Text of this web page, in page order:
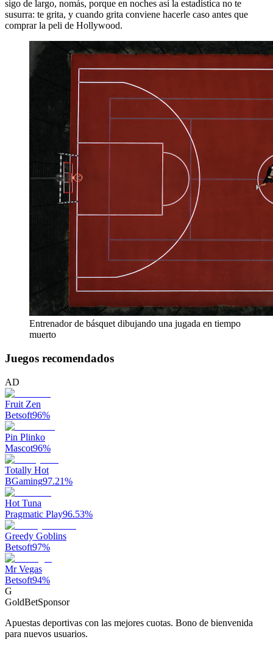
sigo de largo, nomás, porque en noches así la estadística no te
susurra: te grita, y cuando grita conviene hacerle caso antes que
comprar la peli de Hollywood.
Entrenador de básquet dibujando una jugada en tiempo
muerto
Juegos recomendados
AD
Fruit Zen
Betsoft96%
Pin Plinko
Mascot96%
Totally Hot
BGaming97.21%
Hot Tuna
Pragmatic Play96.53%
Greedy Goblins
Betsoft97%
Mr Vegas
Betsoft94%
G
GoldBetSponsor
Apuestas deportivas con las mejores cuotas. Bono de bienvenida
para nuevos usuarios.